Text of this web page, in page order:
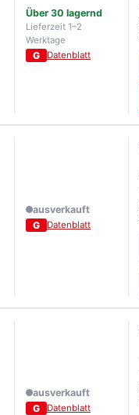
Über 30 lagernd
Lieferzeit 1–2
Werktage
G Datenblatt
ausverkauft
G
Datenblatt
ausverkauft
G
Datenblatt